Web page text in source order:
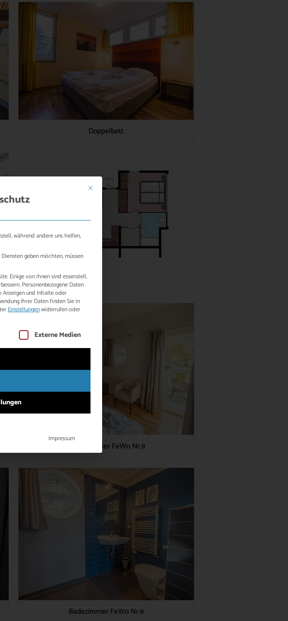
Doppelbett
Schlafzimmer FeWo Nr.9
Badezimmer FeWo Nr.9
Mit diesem Button wird der Dialog geschlossen. Seine Funktionalität ist
während andere uns helfen,
geben möchten, müssen
Einige von ihnen sind essenziell,
Personenbezogene Daten
Anzeigen und Inhalte oder
Ihrer Daten finden Sie in
Einstellungenwiderrufen oder
Einwilligung erteilt werden kann. Die erste Service-Gruppe ist essenziell und kann
Externe Medien
Impressum